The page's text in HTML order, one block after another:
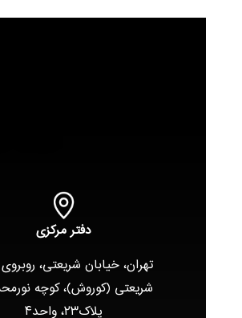
دفتر مرکزی
تهران، خیابان شریعتی،
شریعتی (کوروش)، کوچه
پلاک۲۳، واحد۴